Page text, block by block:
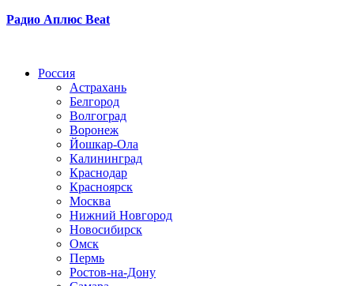
Радио Аплюс Beat
Россия
Астрахань
Белгород
Волгоград
Воронеж
Йошкар-Ола
Калининград
Краснодар
Красноярск
Москва
Нижний Новгород
Новосибирск
Омск
Пермь
Ростов-на-Дону